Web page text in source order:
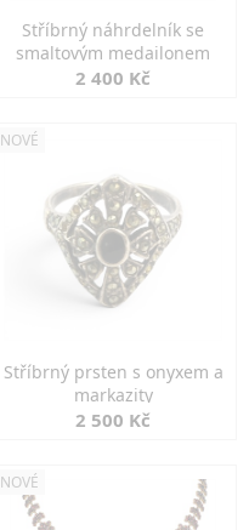
Stříbrný náhrdelník se
smaltovým medailonem
2 400 Kč
NOVÉ
Stříbrný prsten s onyxem a
markazity
2 500 Kč
NOVÉ